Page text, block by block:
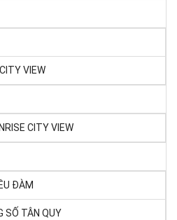
VIEW
CITY VIEW
ĐÀM
SỐ TÂN QUY